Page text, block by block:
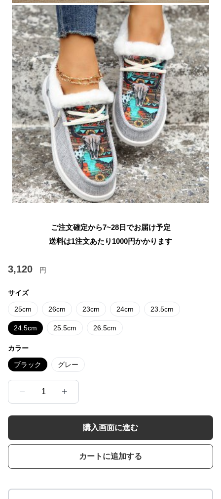
ご注文確定から7~28日でお届け予定
送料は1注文あたり 1000円かかります
3,120 円
サイズ
25cm 26cm 23cm 24cm 23.5cm
24.5cm 25.5cm 26.5cm
カラー
ブラック グレー
1
購入画面に進む
カートに追加する